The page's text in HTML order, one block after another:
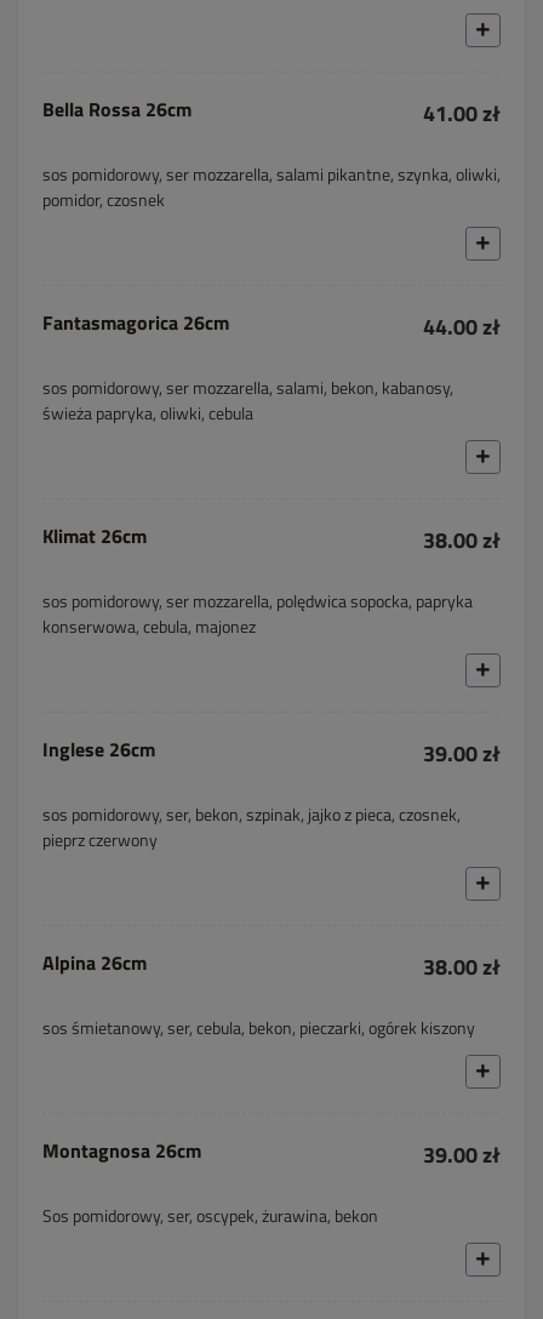
Bella Rossa 26cm 41.00 zł
sos pomidorowy, ser mozzarella, salami pikantne, szynka, oliwki,
pomidor, czosnek
Fantasmagorica 26cm 44.00 zł
sos pomidorowy, ser mozzarella, salami, bekon, kabanosy,
świeża papryka, oliwki, cebula
Klimat 26cm 38.00 zł
sos pomidorowy, ser mozzarella, polędwica sopocka, papryka
konserwowa, cebula, majonez
Inglese 26cm 39.00 zł
sos pomidorowy, ser, bekon, szpinak, jajko z pieca, czosnek,
pieprz czerwony
Alpina 26cm 38.00 zł
sos śmietanowy, ser, cebula, bekon, pieczarki, ogórek kiszony
Montagnosa 26cm 39.00 zł
Sos pomidorowy, ser, oscypek, żurawina, bekon